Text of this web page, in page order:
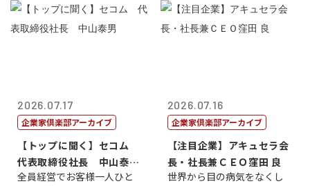
2026.07.17
企業家倶楽部アーカイブ
【トップに聞く】セコム
代表取締役社長 中山泰
男
全員経営でお客様一人ひと
2026.07.16
企業家倶楽部アーカイブ
【注目企業】アキュセラ会
長・社長兼ＣＥＯ窪田 良
世界から目の病気をなくし